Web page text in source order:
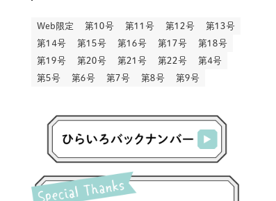
(45)
(68)
(2)
(7)
(57)
(71)
(400)
(5)
(24)
(12)
(77)
(6) (45)
(8)
(103)
(151)
(2)
(140)
(5)
(50)
(30)
(2)
(20)
(3)
(12)
(23)
(85)
(29)
(72)
(30)
(22)
(20)
(2)
Web限定 第１０号 第１１号 第１２号
第１３号
第１４号
第１５号 第１６号 第１７号
第１８号
第１９号
第２０号 第２１号 第２２号
第４号
第５号
第６号 第７号 第８号 第９号